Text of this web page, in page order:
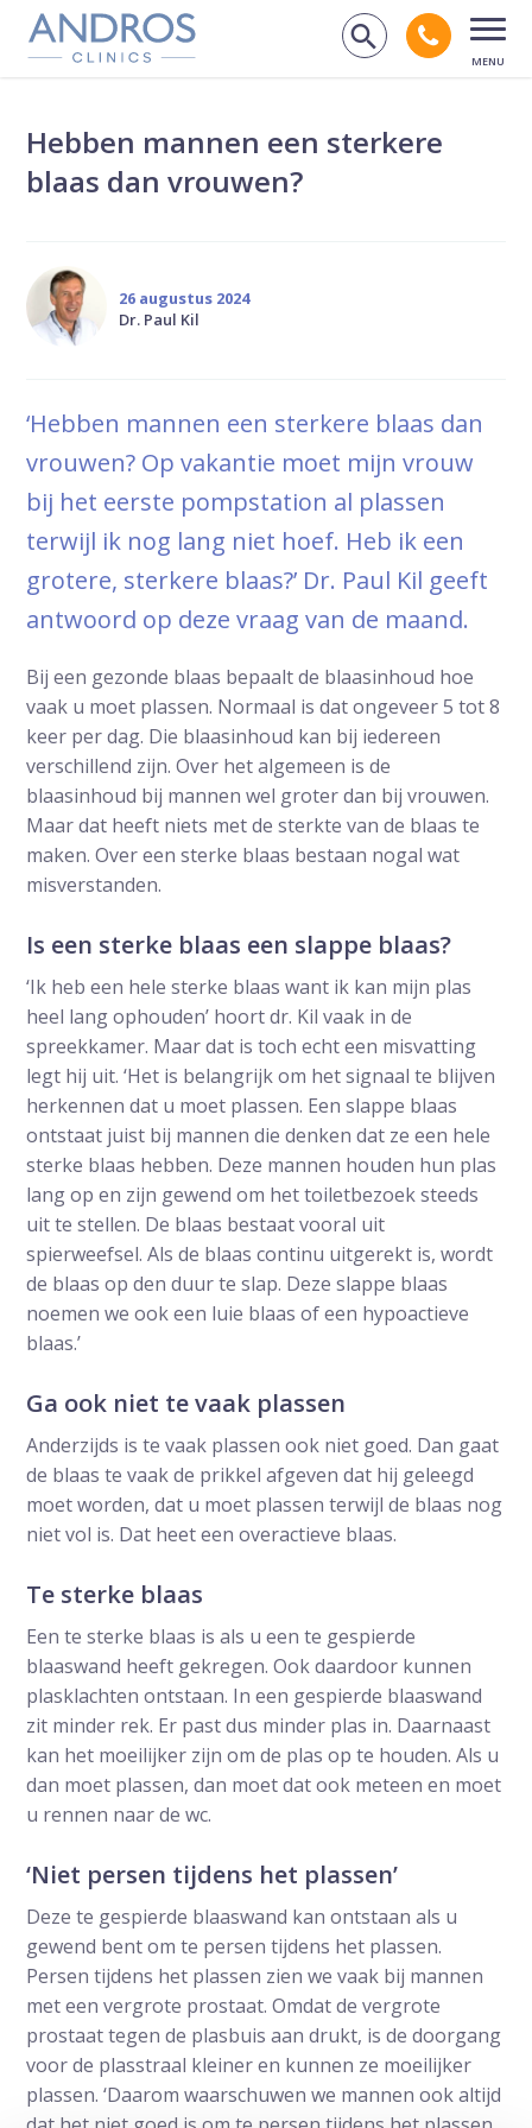
Navigatie overslaan
Zoek op
Bel
Hebben mannen een sterkere
blaas dan vrouwen?
26 augustus 2024
Dr. Paul Kil
‘Hebben mannen een sterkere blaas dan
vrouwen? Op vakantie moet mijn vrouw
bij het eerste pompstation al plassen
terwijl ik nog lang niet hoef. Heb ik een
grotere, sterkere blaas?’ Dr. Paul Kil geeft
antwoord op deze vraag van de maand.
Bij een gezonde blaas bepaalt de blaasinhoud hoe
vaak u moet plassen. Normaal is dat ongeveer 5 tot 8
keer per dag. Die blaasinhoud kan bij iedereen
verschillend zijn. Over het algemeen is de
blaasinhoud bij mannen wel groter dan bij vrouwen.
Maar dat heeft niets met de sterkte van de blaas te
maken. Over een sterke blaas bestaan nogal wat
misverstanden.
Is een sterke blaas een slappe blaas?
‘Ik heb een hele sterke blaas want ik kan mijn plas
heel lang ophouden’ hoort dr. Kil vaak in de
spreekkamer. Maar dat is toch echt een misvatting
legt hij uit. ‘Het is belangrijk om het signaal te blijven
herkennen dat u moet plassen. Een slappe blaas
ontstaat juist bij mannen die denken dat ze een hele
sterke blaas hebben. Deze mannen houden hun plas
lang op en zijn gewend om het toiletbezoek steeds
uit te stellen. De blaas bestaat vooral uit
spierweefsel. Als de blaas continu uitgerekt is, wordt
de blaas op den duur te slap. Deze slappe blaas
noemen we ook een luie blaas of een hypoactieve
blaas.’
Ga ook niet te vaak plassen
Anderzijds is te vaak plassen ook niet goed. Dan gaat
de blaas te vaak de prikkel afgeven dat hij geleegd
moet worden, dat u moet plassen terwijl de blaas nog
niet vol is. Dat heet een overactieve blaas.
Te sterke blaas
Een te sterke blaas is als u een te gespierde
blaaswand heeft gekregen. Ook daardoor kunnen
plasklachten ontstaan. In een gespierde blaaswand
zit minder rek. Er past dus minder plas in. Daarnaast
kan het moeilijker zijn om de plas op te houden. Als u
dan moet plassen, dan moet dat ook meteen en moet
u rennen naar de wc.
‘Niet persen tijdens het plassen’
Deze te gespierde blaaswand kan ontstaan als u
gewend bent om te persen tijdens het plassen.
Persen tijdens het plassen zien we vaak bij mannen
met een vergrote prostaat. Omdat de vergrote
prostaat tegen de plasbuis aan drukt, is de doorgang
voor de plasstraal kleiner en kunnen ze moeilijker
plassen. ‘Daarom waarschuwen we mannen ook altijd